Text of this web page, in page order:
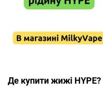
Де купити жижі HYPE?